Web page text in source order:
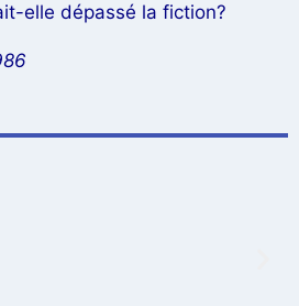
elle dépassé la fiction?